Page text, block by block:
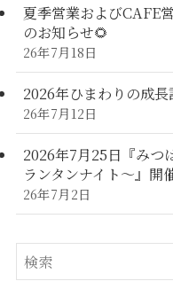
夏季営業およびCAFE
のお知らせ🌻
26年7月18日
2026年ひまわりの成長
26年7月12日
2026年7月25日『みつ
ランタンナイト～』開
26年7月2日